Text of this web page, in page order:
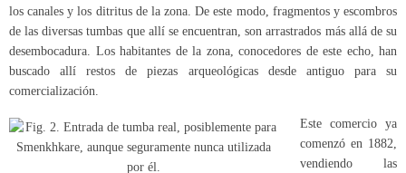
los canales y los ditritus de la zona. De este modo, fragmentos y escombros
de las diversas tumbas que allí se encuentran, son arrastrados más allá de su
desembocadura. Los habitantes de la zona, conocedores de este echo, han
buscado allí restos de piezas arqueológicas desde antiguo para su
comercialización.
Este comercio ya
comenzó en 1882,
vendiendo las